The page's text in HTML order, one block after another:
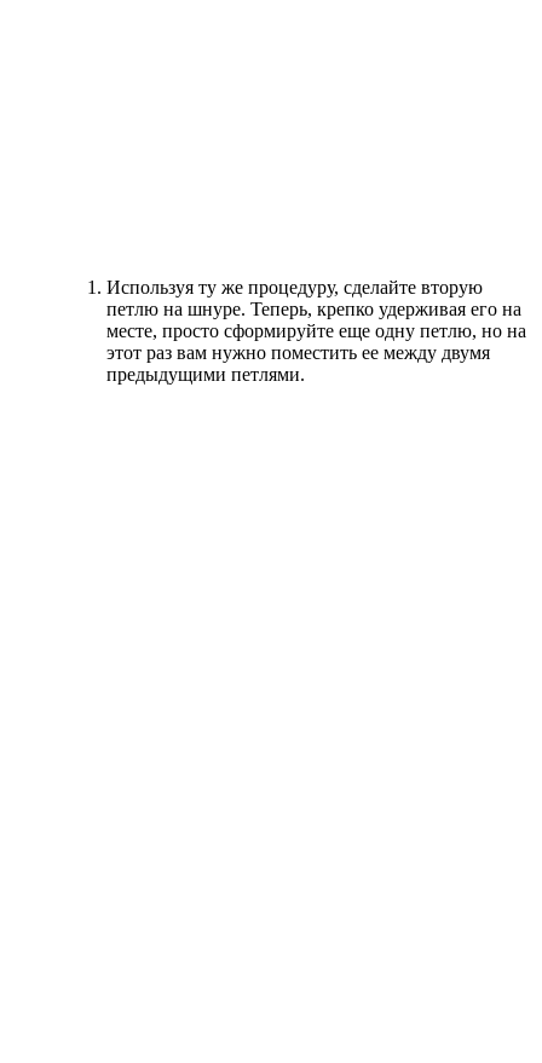
Используя ту же процедуру, сделайте вторую
петлю на шнуре. Теперь, крепко удерживая его на
месте, просто сформируйте еще одну петлю, но на
этот раз вам нужно поместить ее между двумя
предыдущими петлями.